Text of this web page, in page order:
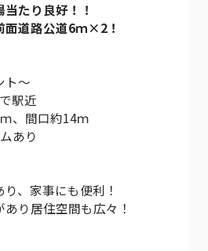
たり良好！！
面道路公道6ｍ×2！
ト～
駅近
、間口約14ｍ
あり
、家事にも便利！
り居住空間も広々！